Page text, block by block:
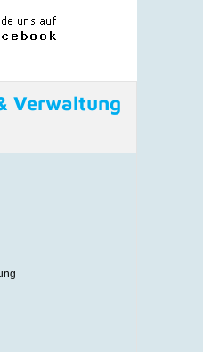
Verwaltung